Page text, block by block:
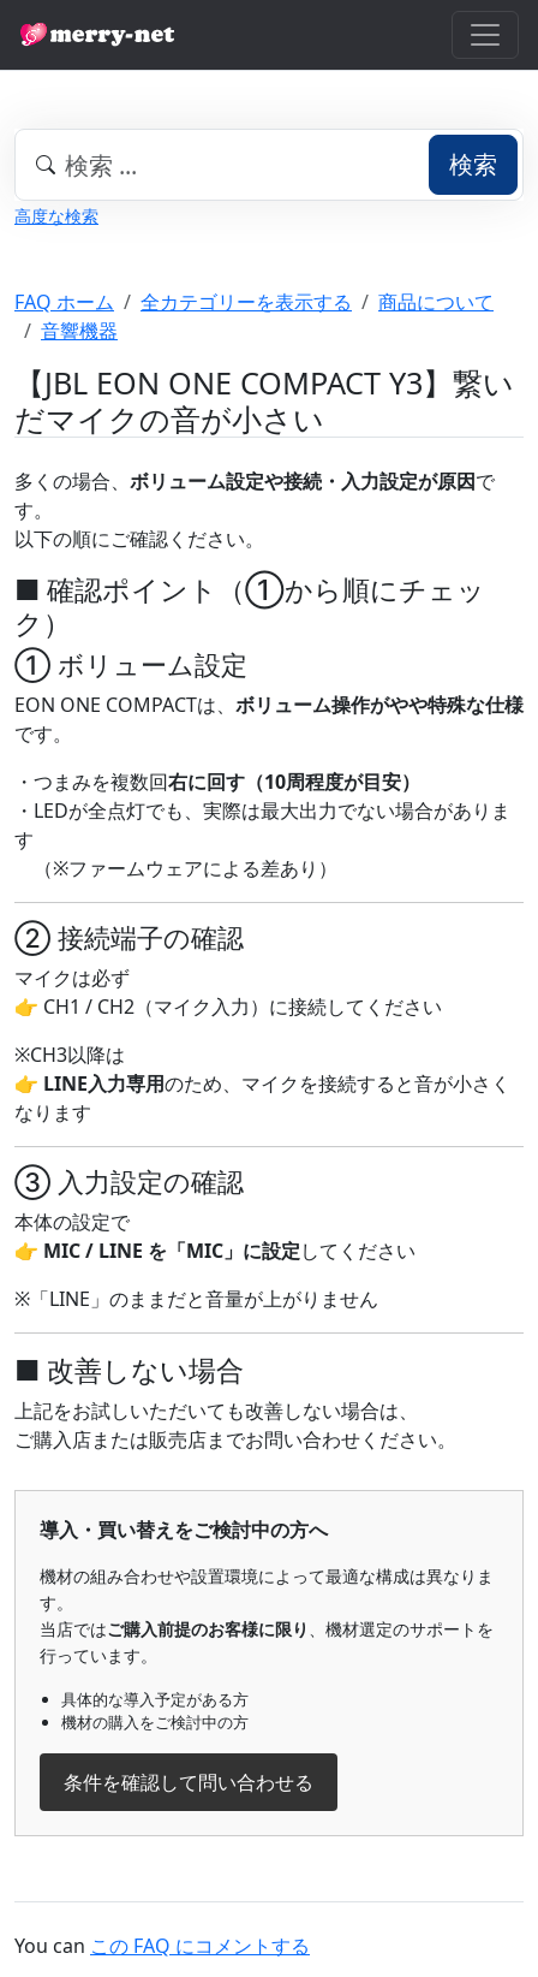
検索
高度な検索
FAQ ホーム 全カテゴリーを表示する
商品について
音響機器
【JBL EON ONE COMPACT Y3】繋い
だマイクの音が小さい
多くの場合、 ボリューム設定や接続・入力設定が原因で
す。
以下の順にご確認ください。
■ 確認ポイント（①から順にチェッ
ク）
① ボリューム設定
EON ONE COMPACTは、 ボリューム操作がやや特殊な仕様
です。
・つまみを複数回右に回す（10周程度が目安）
・LEDが全点灯でも、実際は最大出力でない場合がありま
す
（※ファームウェアによる差あり）
② 接続端子の確認
マイクは必ず
👉 CH1 / CH2（マイク入力）に接続してください
※CH3以降は
👉 LINE入力専用のため、マイクを接続すると音が小さく
なります
③ 入力設定の確認
本体の設定で
👉 MIC / LINE を「MIC」に設定してください
※「LINE」のままだと音量が上がりません
■ 改善しない場合
上記をお試しいただいても改善しない場合は、
ご購入店または販売店までお問い合わせください。
導入・買い替えをご検討中の方へ
機材の組み合わせや設置環境によって最適な構成は異なりま
す。
当店ではご購入前提のお客様に限り 、機材選定のサポートを
行っています。
具体的な導入予定がある方
機材の購入をご検討中の方
条件を確認して問い合わせる
You can この FAQ にコメントする